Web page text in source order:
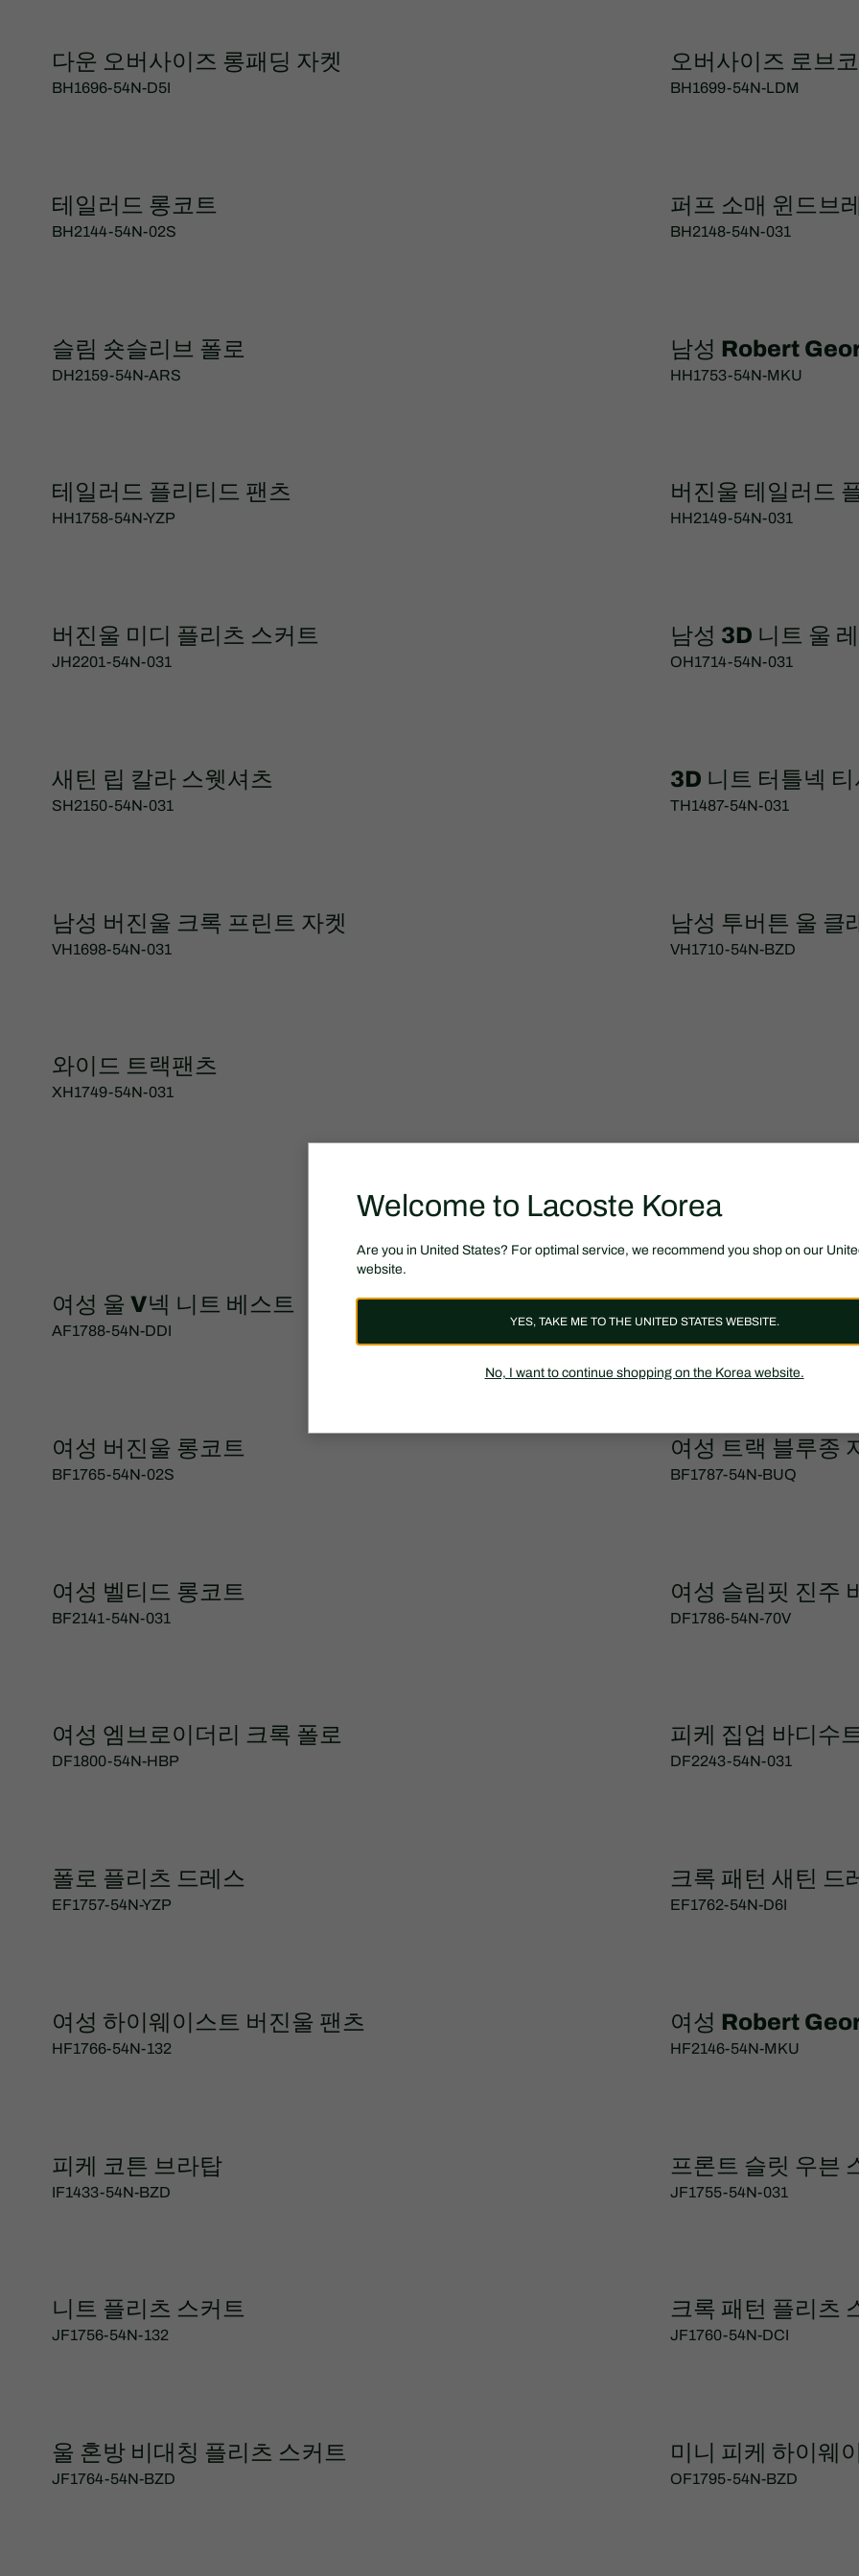
다운 오버사이즈 롱패딩 자켓
BH1696-54N-D5I
오버사이즈 로브
BH1699-54N-LDM
테일러드 롱코트
BH2144-54N-02S
퍼프 소매 윈드브
BH2148-54N-031
슬림 숏슬리브 폴로
DH2159-54N-ARS
남성 Robert
HH1753-54N-MKU
테일러드 플리티드 팬츠
HH1758-54N-YZP
버진울 테일러드
HH2149-54N-031
버진울 미디 플리츠 스커트
JH2201-54N-031
남성 3D 니트 울
OH1714-54N-031
새틴 립 칼라 스웻셔츠
SH2150-54N-031
3D 니트 터틀넥 티
TH1487-54N-031
남성 버진울 크록 프린트 자켓
VH1698-54N-031
남성 투버튼 울 클
VH1710-54N-BZD
와이드 트랙팬츠
XH1749-54N-031
WOMEN
여성 울 V넥 니트 베스트
AF1788-54N-DDI
여성 울 V넥 니트
AF1791-54N-DDI
여성 버진울 롱코트
BF1765-54N-02S
여성 트랙 블루종
BF1787-54N-BUQ
여성 벨티드 롱코트
BF2141-54N-031
여성 슬림핏 진주
DF1786-54N-70V
여성 엠브로이더리 크록 폴로
DF1800-54N-HBP
피케 집업 바디수
DF2243-54N-031
폴로 플리츠 드레스
EF1757-54N-YZP
크록 패턴 새틴 드
EF1762-54N-D6I
여성 하이웨이스트 버진울 팬츠
HF1766-54N-132
여성 Robert
HF2146-54N-MKU
피케 코튼 브라탑
IF1433-54N-BZD
프론트 슬릿 우븐
JF1755-54N-031
니트 플리츠 스커트
JF1756-54N-132
크록 패턴 플리츠
JF1760-54N-DCI
울 혼방 비대칭 플리츠 스커트
JF1764-54N-BZD
미니 피케 하이웨
OF1795-54N-BZD
Welcome to Lacoste Korea
Are you in United States? For optimal service, we recommend you shop on our
website.
YES, TAKE ME TO THE UNITED STATES WEBSITE.
No, I want to continue shopping on the Korea website.